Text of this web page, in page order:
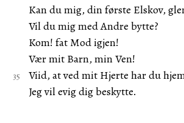
Kan du mig, din første Elskov,
Vil du mig med Andre bytte?
Kom! fat Mod igjen!
Vær mit Barn, min Ven!
Viid, at ved mit Hjerte har du
Jeg vil evig dig beskytte.